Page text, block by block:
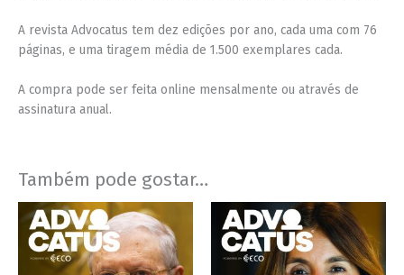
A revista Advocatus tem dez edições por ano, cada uma com 76
páginas, e uma tiragem média de 1.500 exemplares cada.
A compra pode ser feita online mensalmente ou através de
assinatura anual.
Também pode gostar…
Price
range:
€4,00
through
€7,00
This
product
has
multiple
Price
range:
€4,00
through
€7,00
This
product
has
multiple